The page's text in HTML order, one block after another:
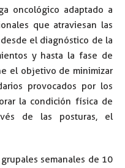
oncológico adaptado a
que atraviesan las
el diagnóstico de la
y hasta la fase de
el objetivo de minimizar
provocados por los
la condición física de
de las posturas, el
semanales de 10